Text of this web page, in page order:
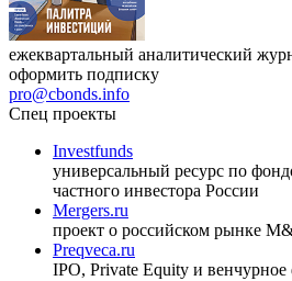
ежеквартальный аналитический
оформить подписку
pro@cbonds.info
Спец проекты
Investfunds
универсальный ресурс по
частного инвестора России
Mergers.ru
проект о российском рынке
Preqveca.ru
IPO, Private Equity и